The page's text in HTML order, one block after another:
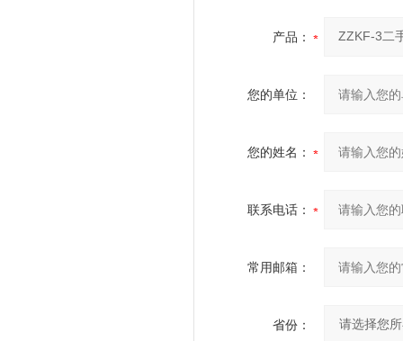
产品：
您的单位：
您的姓名：
联系电话：
常用邮箱：
省份：